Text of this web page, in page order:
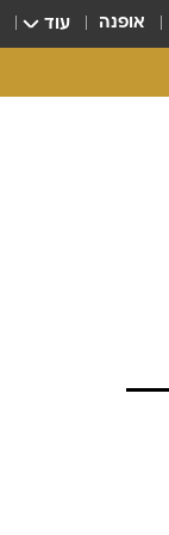
אופנה עוד